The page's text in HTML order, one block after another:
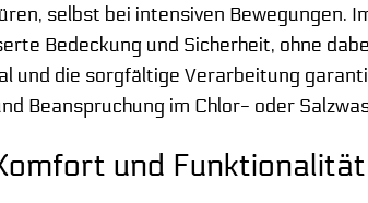
selbst bei intensiven Bewegungen.
Bedeckung und Sicherheit, ohne
und die sorgfältige Verarbeitung
Beanspruchung im Chlor- oder
und